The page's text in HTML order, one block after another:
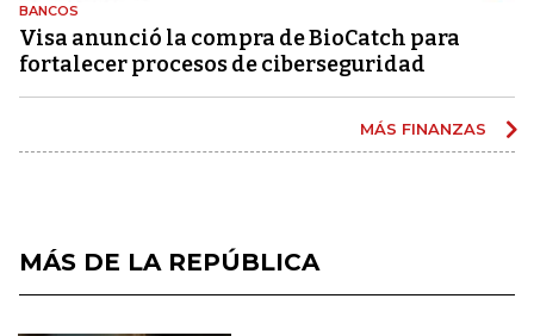
BANCOS
Visa anunció la compra de BioCatch para
fortalecer procesos de ciberseguridad
MÁS FINANZAS
MÁS DE LA REPÚBLICA